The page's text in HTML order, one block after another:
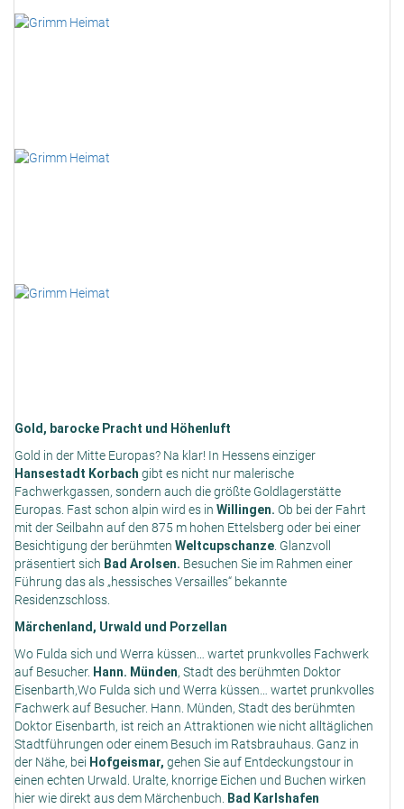
Gold, barocke Pracht und Höhenluft
Gold in der Mitte Europas? Na klar! In Hessens einziger
Hansestadt Korbach gibt es nicht nur malerische
Fachwerkgassen, sondern auch die größte Goldlagerstätte
Europas. Fast schon alpin wird es in Willingen. Ob bei der Fahrt
mit der Seilbahn auf den 875 m hohen Ettelsberg oder bei einer
Besichtigung der berühmten Weltcupschanze . Glanzvoll
präsentiert sich Bad Arolsen. Besuchen Sie im Rahmen einer
Führung das als „hessisches Versailles“ bekannte
Residenzschloss.
Märchenland, Urwald und Porzellan
Wo Fulda sich und Werra küssen… wartet prunkvolles Fachwerk
auf Besucher. Hann. Münden, Stadt des berühmten Doktor
Eisenbarth,Wo Fulda sich und Werra küssen… wartet prunkvolles
Fachwerk auf Besucher. Hann. Münden, Stadt des berühmten
Doktor Eisenbarth, ist reich an Attraktionen wie nicht alltäglichen
Stadtführungen oder einem Besuch im Ratsbrauhaus. Ganz in
der Nähe, bei Hofgeismar, gehen Sie auf Entdeckungstour in
einen echten Urwald. Uralte, knorrige Eichen und Buchen wirken
hier wie direkt aus dem Märchenbuch.
Bad Karlshafen